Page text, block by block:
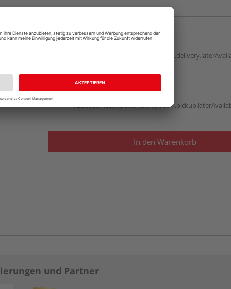
Online bestellen
Beim Händler abholen
In den Warenkorb
und Partner